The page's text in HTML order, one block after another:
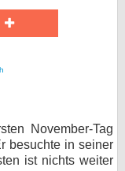
November-Tag
besuchte in seiner
ist nichts weiter